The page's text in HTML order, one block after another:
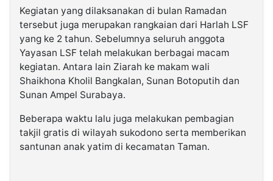
Kegiatan yang dilaksanakan di bulan Ramadan
tersebut juga merupakan rangkaian dari Harlah LSF
yang ke 2 tahun. Sebelumnya seluruh anggota
Yayasan LSF telah melakukan berbagai macam
kegiatan. Antara lain Ziarah ke makam wali
Shaikhona Kholil Bangkalan, Sunan Botoputih dan
Sunan Ampel Surabaya.
Beberapa waktu lalu juga melakukan pembagian
takjil gratis di wilayah sukodono serta memberikan
santunan anak yatim di kecamatan Taman.